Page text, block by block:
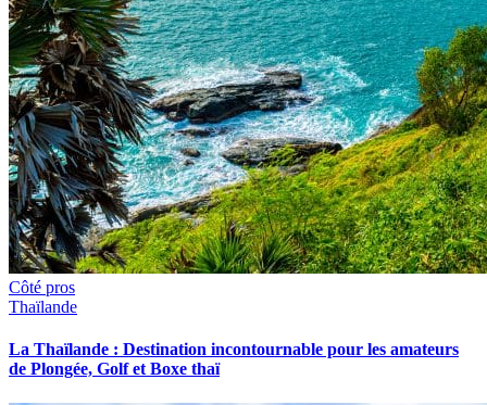
Côté pros
Thaïlande
La Thaïlande : Destination incontournable pour les amateurs
de Plongée, Golf et Boxe thaï